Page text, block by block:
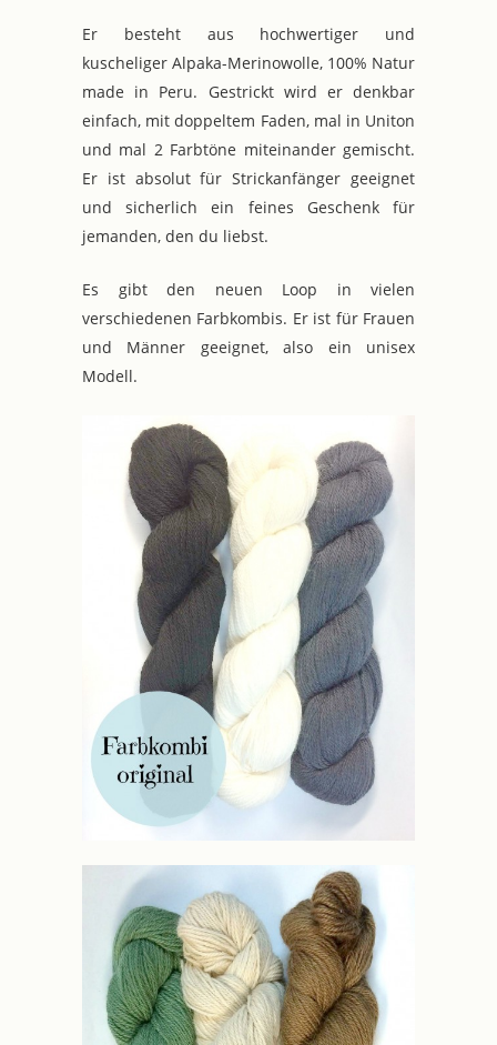
Er besteht aus hochwertiger und
kuscheliger Alpaka-Merinowolle, 100% Natur
made in Peru. Gestrickt wird er denkbar
einfach, mit doppeltem Faden, mal in Uniton
und mal 2 Farbtöne miteinander gemischt.
Er ist absolut für Strickanfänger geeignet
und sicherlich ein feines Geschenk für
jemanden, den du liebst.
Es gibt den neuen Loop in vielen
verschiedenen Farbkombis. Er ist für Frauen
und Männer geeignet, also ein unisex
Modell.